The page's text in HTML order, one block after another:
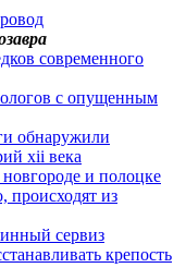
современного
с опущенным
обнаружили
xii века
и полоцке
происходят из
сервиз
крепость